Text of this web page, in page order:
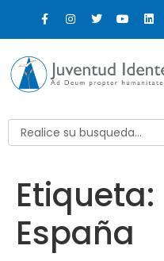
contenido
Etiqueta:
España